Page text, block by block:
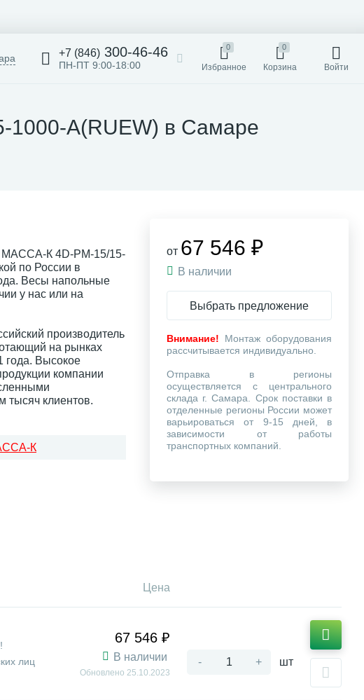
+7 (846) 300-46-46
ПН-ПТ 9:00-18:00
0
Избранное
0
Корзина Войти
A(RUEW) в Самаре
МАССА-К 4D-PM-15/15-
по России в
Весы напольные
у нас или на
производитель
на рынках
года. Высокое
компании
тысяч клиентов.
К
Цена
лиц
67 546 ₽
В наличии
Обновлено 25.10.2023
- + шт
от 67 546 ₽
В наличии
Выбрать предложение
Внимание! Монтаж оборудования
рассчитывается индивидуально.
Отправка в регионы
осуществляется с центрального
склада г. Самара. Срок поставки в
отделенные регионы России может
варьироваться от 9-15 дней, в
зависимости от работы
транспортных компаний.